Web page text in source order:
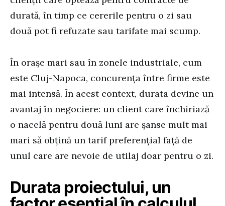
durată, în timp ce cererile pentru o zi sau
două pot fi refuzate sau tarifate mai scump.
În orașe mari sau în zonele industriale, cum
este Cluj-Napoca, concurența între firme este
mai intensă. În acest context, durata devine un
avantaj în negociere: un client care închiriază
o nacelă pentru două luni are șanse mult mai
mari să obțină un tarif preferențial față de
unul care are nevoie de utilaj doar pentru o zi.
Durata proiectului, un